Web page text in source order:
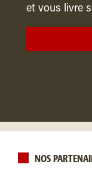
et vous livre
NOS